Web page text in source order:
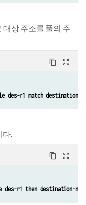
상 주소를 풀의 주
content_copy zoom_out_map
r1 match destination-
다.
content_copy zoom_out_map
r1 then destination-nat